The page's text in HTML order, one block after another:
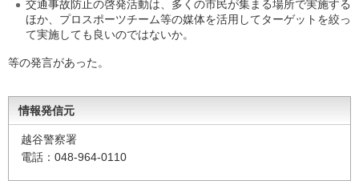
交通事故防止の啓発活動は、多くの市民が集まる場所で実施する
ほか、プロスポーツチーム等の媒体を活用してターゲットを絞っ
て実施しても良いのではないか。
等の発言があった。
情報発信元
越谷警察署
電話：048-964-0110